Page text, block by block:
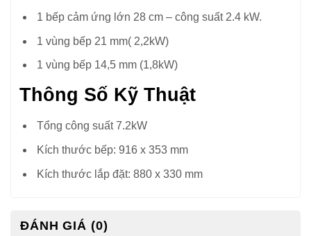
1 bếp cảm ứng lớn 28 cm – công suất 2.4 kW.
1 vùng bếp 21 mm( 2,2kW)
1 vùng bếp 14,5 mm (1,8kW)
Thông Số Kỹ Thuật
Tổng công suất 7.2kW
Kích thước bếp: 916 x 353 mm
Kích thước lắp đặt: 880 x 330 mm
ĐÁNH GIÁ (0)